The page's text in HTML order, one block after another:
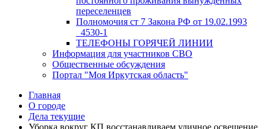
переселенцев
Полномочия ст 7 Закона РФ от 19.02.1993
_4530-1
ТЕЛЕФОНЫ ГОРЯЧЕЙ ЛИНИИ
Информация для участников СВО
Общественные обсуждения
Портал "Моя Иркутская область"
Главная
О городе
Дела текущие